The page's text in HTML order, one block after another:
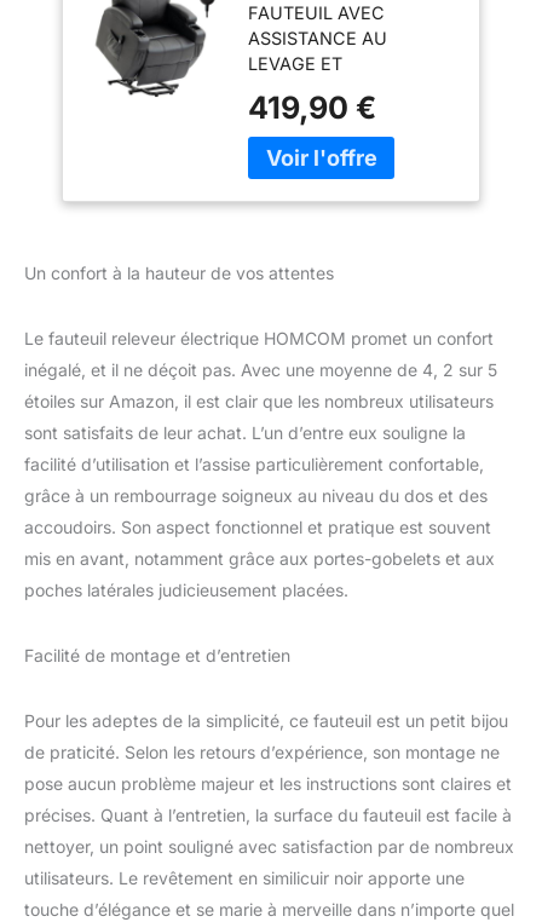
électrique en PU,
Repose-Pied,
Dossier inclinable,
Port USB,
télécommande,
Porte-gobelets et
Poches latérales,
pour Personnes
FAUTEUIL AVEC
ASSISTANCE AU
LEVAGE ET
fauteuil releveur
électrique avec
assistance au levage
assise, puis debout. Sa
fauteuil à la position
exacte que vous
souhaitez. Inclinaison
degrés avec un angle de
levage maximal de 45
degrés pour plus de
praticité. CONFORT
d'un confort
exceptionnel grâce aux
rembourrés du dossier,
ressorts ensachés. Son
dossier haut, ses
coussins épais et son
vous offrent une
expérience d'assise
incomparable. DES
ATOUTS PRATIQUES :
419,90 €
Un confort à la hauteur de vos attentes
Le fauteuil releveur électrique HOMCOM promet un confort
inégalé, et il ne déçoit pas. Avec une moyenne de 4, 2 sur 5
étoiles sur Amazon, il est clair que les nombreux utilisateurs
sont satisfaits de leur achat. L’un d’entre eux souligne la
facilité d’utilisation et l’assise particulièrement confortable,
grâce à un rembourrage soigneux au niveau du dos et des
accoudoirs. Son aspect fonctionnel et pratique est souvent
mis en avant, notamment grâce aux portes-gobelets et aux
poches latérales judicieusement placées.
Facilité de montage et d’entretien
Pour les adeptes de la simplicité, ce fauteuil est un petit bijou
de praticité. Selon les retours d’expérience, son montage ne
pose aucun problème majeur et les instructions sont claires et
précises. Quant à l’entretien, la surface du fauteuil est facile à
nettoyer, un point souligné avec satisfaction par de nombreux
utilisateurs. Le revêtement en similicuir noir apporte une
touche d’élégance et se marie à merveille dans n’importe quel